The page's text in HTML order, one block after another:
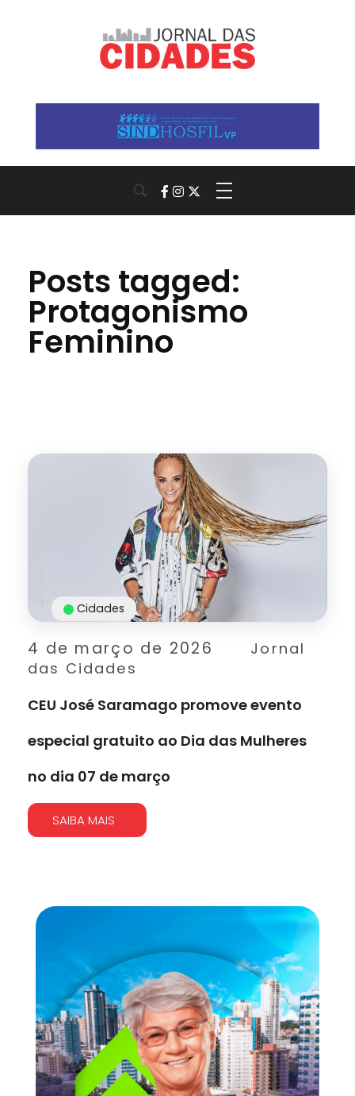
Posts tagged:
Protagonismo
Feminino
4 de março de 2026
Jornal
das Cidades
Cidades
CEU José Saramago promove evento
especial gratuito ao Dia das Mulheres
no dia 07 de março
SAIBA MAIS